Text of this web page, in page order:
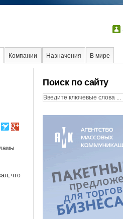
Компании Назначения
В мире
Образование
Поиск по сайту
что